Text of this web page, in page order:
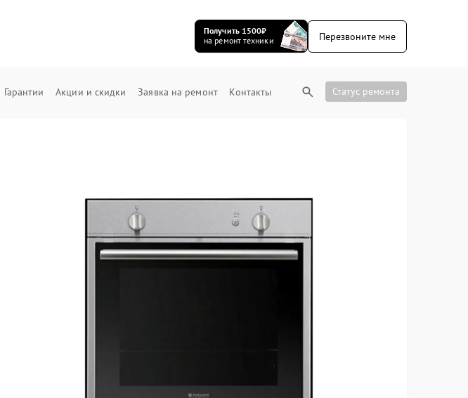
Получить 1500₽
на ремонт техники
Перезвоните мне
Гарантии Акции и скидки Заявка на ремонт Контакты Статус ремонта